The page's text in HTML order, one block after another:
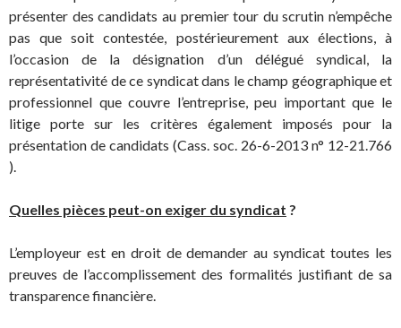
présenter des candidats au premier tour du scrutin n’empêche
pas que soit contestée, postérieurement aux élections, à
l’occasion de la désignation d’un délégué syndical, la
représentativité de ce syndicat dans le champ géographique et
professionnel que couvre l’entreprise, peu important que le
litige porte sur les critères également imposés pour la
présentation de candidats (Cass. soc. 26-6-2013 n° 12-21.766
).
Quelles pièces peut-on exiger du syndicat ?
L’employeur est en droit de demander au syndicat toutes les
preuves de l’accomplissement des formalités justifiant de sa
transparence financière.